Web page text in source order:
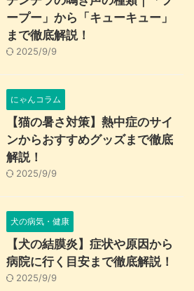
ープー」から「キューキュー」
まで徹底解説！
2025/9/9
にゃんコラム
【猫の暑さ対策】熱中症のサイ
ンからおすすめグッズまで徹底
解説！
2025/9/9
犬の病気・健康
【犬の結膜炎】症状や原因から
病院に行く目安まで徹底解説！
2025/9/9